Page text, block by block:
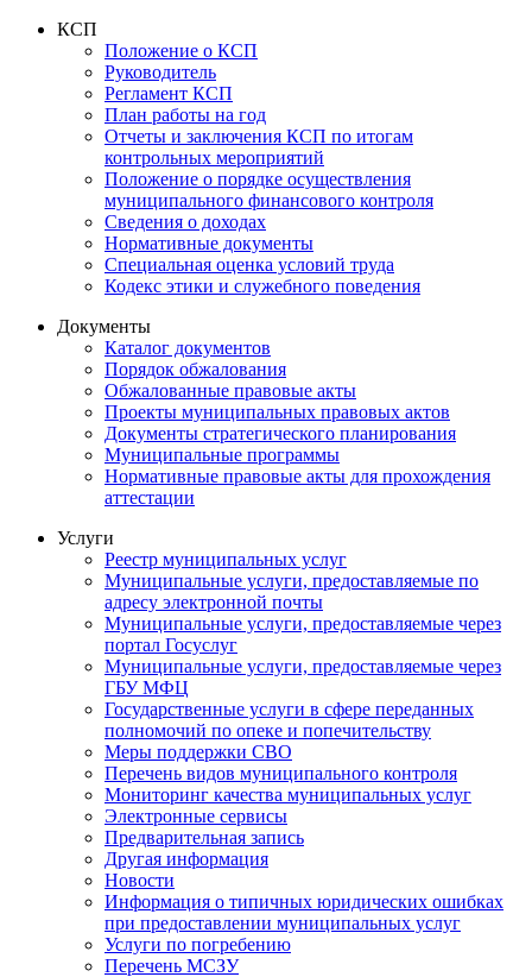
КСП
Положение о КСП
Руководитель
Регламент КСП
План работы на год
Отчеты и заключения КСП по итогам
контрольных мероприятий
Положение о порядке осуществления
муниципального финансового контроля
Сведения о доходах
Нормативные документы
Специальная оценка условий труда
Кодекс этики и служебного поведения
Документы
Каталог документов
Порядок обжалования
Обжалованные правовые акты
Проекты муниципальных правовых актов
Документы стратегического планирования
Муниципальные программы
Нормативные правовые акты для прохождения
аттестации
Услуги
Реестр муниципальных услуг
Муниципальные услуги, предоставляемые по
адресу электронной почты
Муниципальные услуги, предоставляемые через
портал Госуслуг
Муниципальные услуги, предоставляемые через
ГБУ МФЦ
Государственные услуги в сфере переданных
полномочий по опеке и попечительству
Меры поддержки СВО
Перечень видов муниципального контроля
Мониторинг качества муниципальных услуг
Электронные сервисы
Предварительная запись
Другая информация
Новости
Информация о типичных юридических ошибках
при предоставлении муниципальных услуг
Услуги по погребению
Перечень МСЗУ